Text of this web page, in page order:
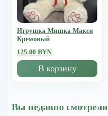
Игрушка Мишка Mакси
Кремовый
125.00 BYN
В корзину
Вы недавно смотрели